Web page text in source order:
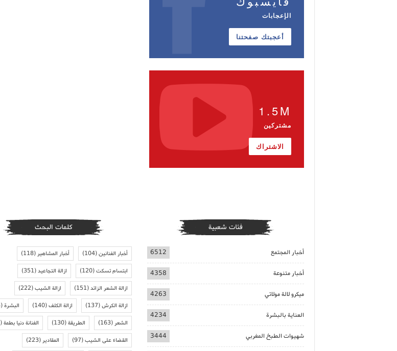
الإعجابات
أعجبتك صفحتنا
1.5M
مشتركين
الاشتراك
فئات شعبية
أخبار المجتمع 6512
أخبار متنوعة 4358
ميكرو لالة مولاتي 4263
العناية بالبشرة 4234
شهيوات الطبخ المغربي 3444
كلمات البحث
أخبار الفنانين(104) أخبار المشاهير(118)
ابتسام تسكت(120) ازالة التجاعيد(351)
ازالة الشعر الزائد(151) ازالة الشيب(222)
ازالة الكرش(137) ازالة الكلف(140) البشرة(194)
الشعر(163) الطريقة(130) الفنانة دنيا بطمة(142)
القضاء على الشيب(97) المقادير(223)